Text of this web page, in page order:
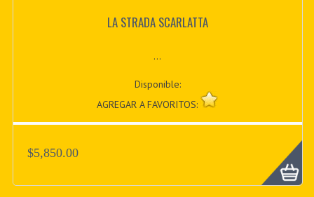
LA STRADA SCARLATTA
...
Disponible:
AGREGAR A FAVORITOS:
$5,850.00